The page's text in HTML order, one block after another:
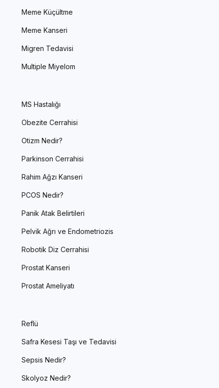
Meme Küçültme
Meme Kanseri
Migren Tedavisi
Multiple Miyelom
MS Hastalığı
Obezite Cerrahisi
Otizm Nedir?
Parkinson Cerrahisi
Rahim Ağzı Kanseri
PCOS Nedir?
Panik Atak Belirtileri
Pelvik Ağrı ve Endometriozis
Robotik Diz Cerrahisi
Prostat Kanseri
Prostat Ameliyatı
Reflü
Safra Kesesi Taşı ve Tedavisi
Sepsis Nedir?
Skolyoz Nedir?